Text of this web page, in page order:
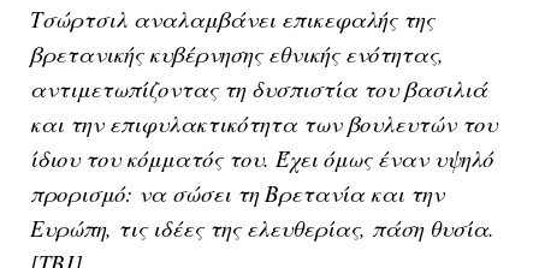
Τσώρτσιλ αναλαμβάνει επικεφαλής της
βρετανικής κυβέρνησης εθνικής ενότητας,
αντιμετωπίζοντας τη δυσπιστία του βασιλιά
και την επιφυλακτικότητα των βουλευτών του
ίδιου του κόμματός του. Έχει όμως έναν υψηλό
προρισμό: να σώσει τη Βρετανία και την
Ευρώπη, τις ιδέες της ελευθερίας, πάση θυσία.